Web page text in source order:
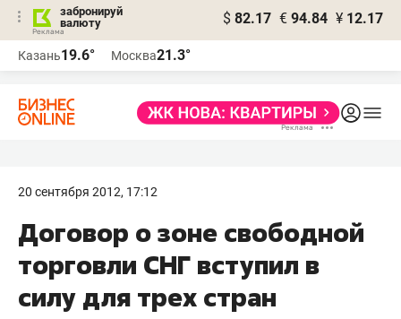
забронируй
валюту
$ 82.17 € 94.84 ¥ 12.17
Казань19.6° Москва21.3°
20 сентября 2012, 17:12
Договор о зоне свободной
торговли СНГ вступил в
силу для трех стран